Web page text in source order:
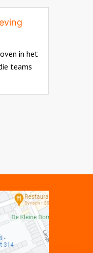
in het
teams